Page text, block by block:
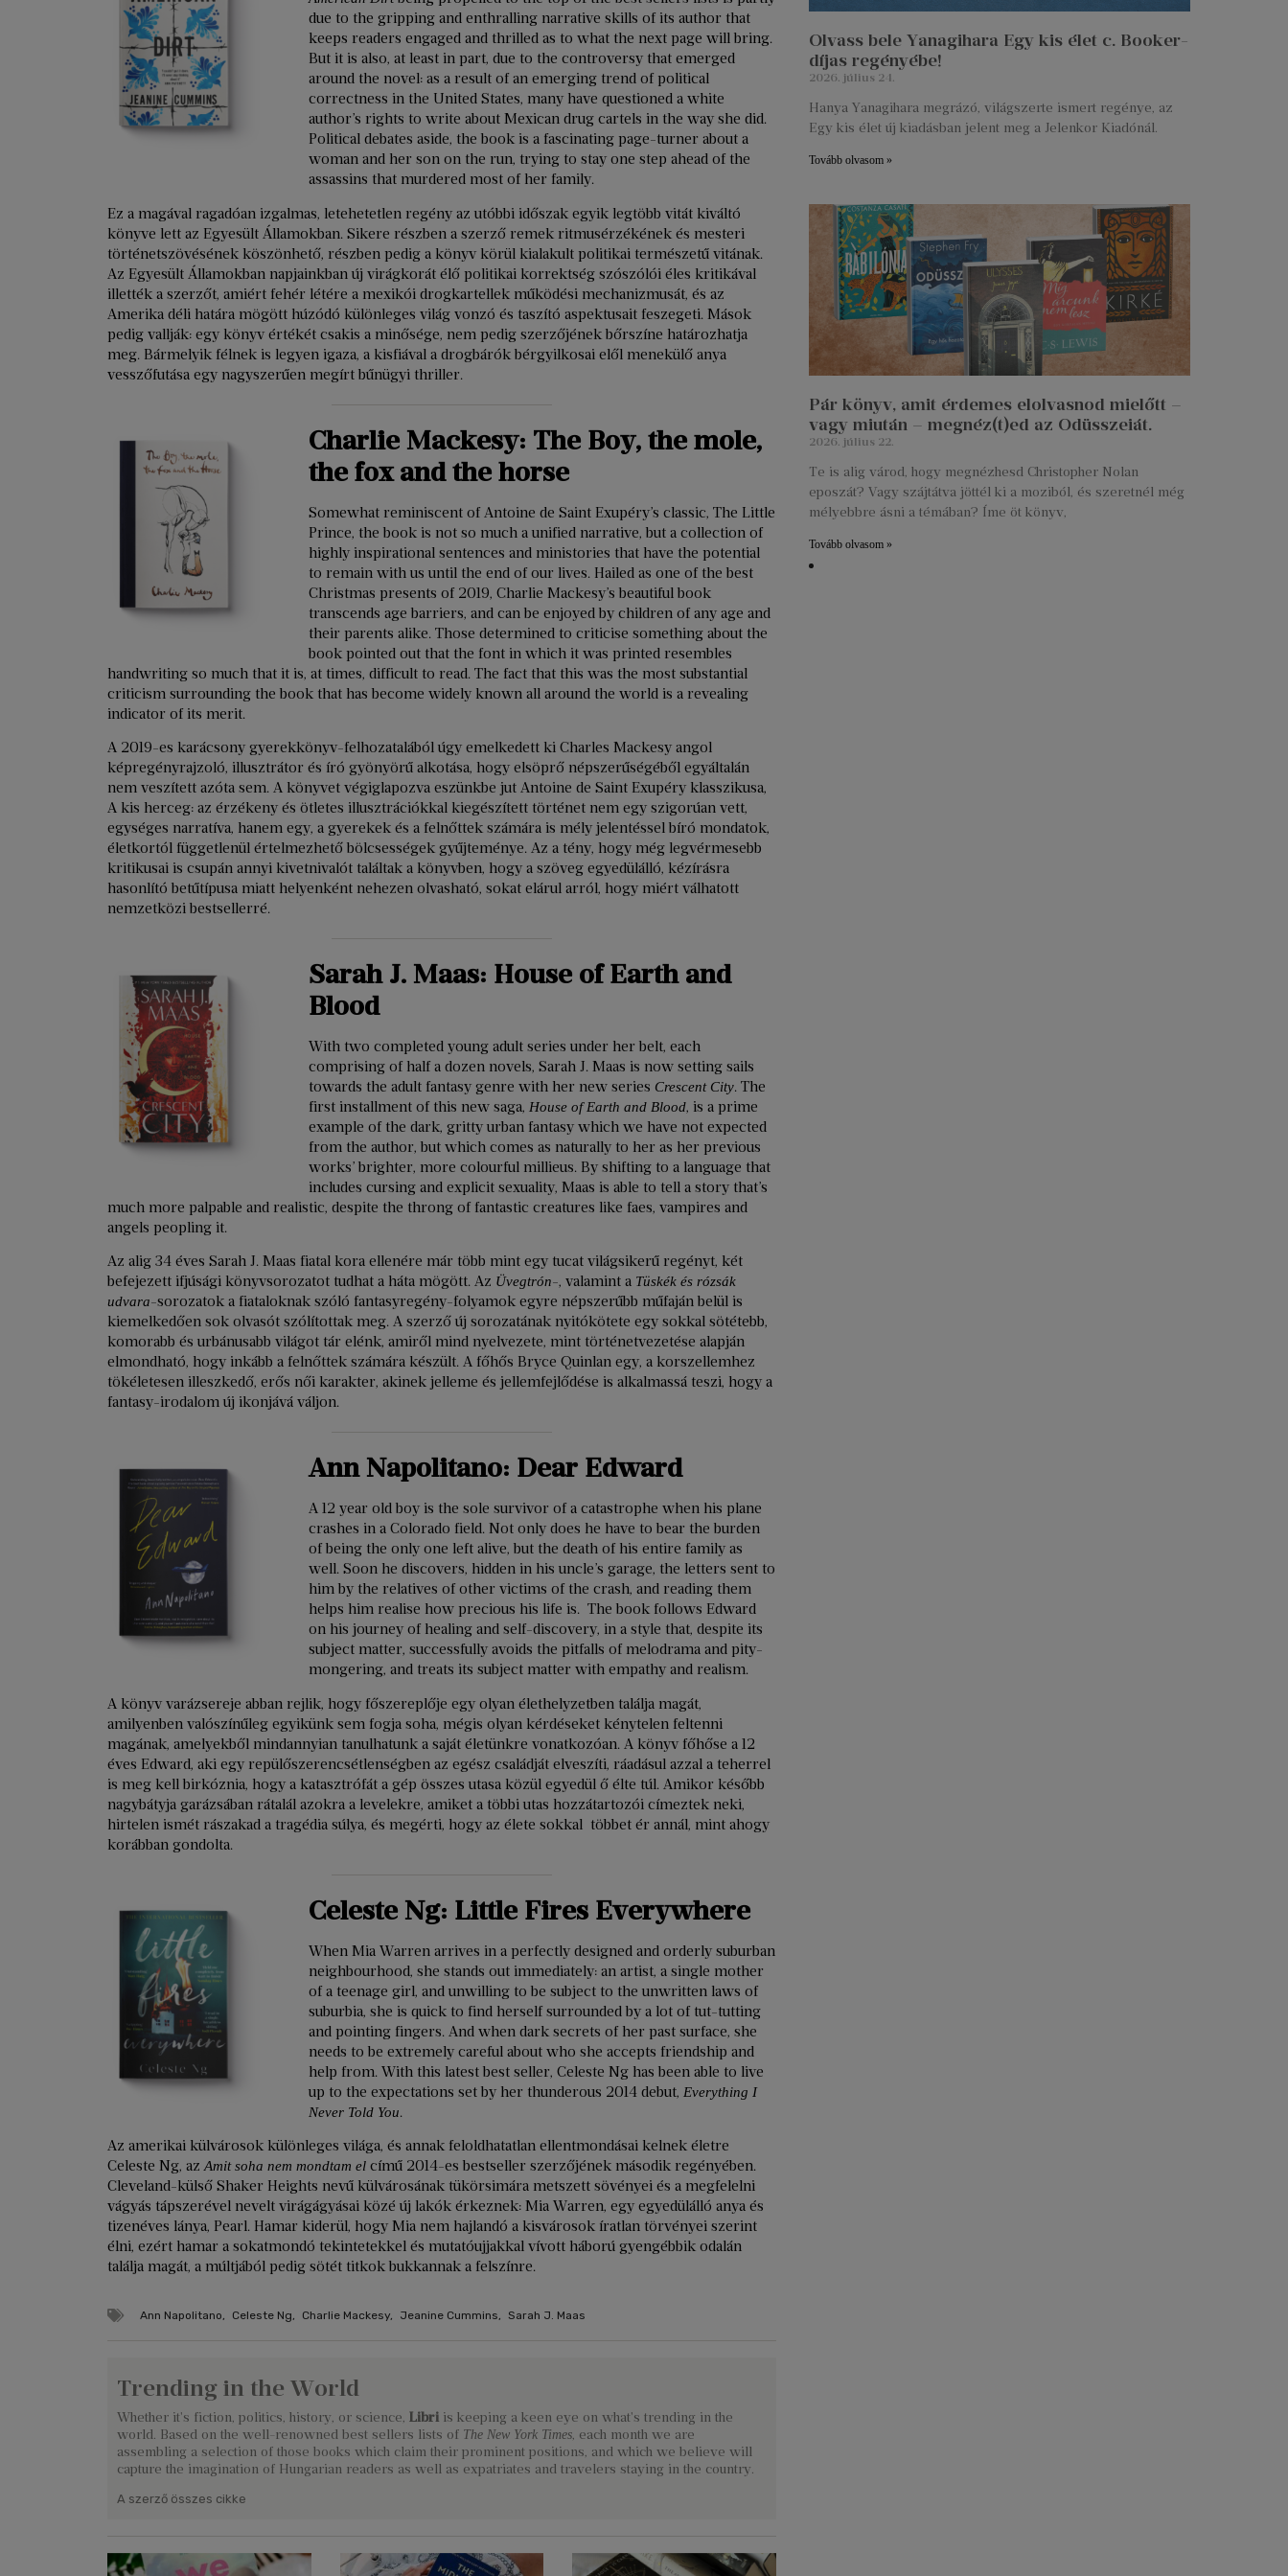
due to the gripping and enthralling narrative skills of its author that
keeps readers engaged and thrilled as to what the next page will bring.
But it is also, at least in part, due to the controversy that emerged
around the novel: as a result of an emerging trend of political
correctness in the United States, many have questioned a white
author’s rights to write about Mexican drug cartels in the way she did.
Political debates aside, the book is a fascinating page-turner about a
woman and her son on the run, trying to stay one step ahead of the
assassins that murdered most of her family.
Ez a magával ragadóan izgalmas, letehetetlen regény az utóbbi időszak egyik legtöbb vitát kiváltó
könyve lett az Egyesült Államokban. Sikere részben a szerző remek ritmusérzékének és mesteri
történetszövésének köszönhető, részben pedig a könyv körül kialakult politikai természetű vitának.
Az Egyesült Államokban napjainkban új virágkorát élő politikai korrektség szószólói éles kritikával
illették a szerzőt, amiért fehér létére a mexikói drogkartellek működési mechanizmusát, és az
Amerika déli határa mögött húzódó különleges világ vonzó és taszító aspektusait feszegeti. Mások
pedig vallják: egy könyv értékét csakis a minősége, nem pedig szerzőjének bőrszíne határozhatja
meg. Bármelyik félnek is legyen igaza, a kisfiával a drogbárók bérgyilkosai elől menekülő anya
vesszőfutása egy nagyszerűen megírt bűnügyi thriller.
Charlie Mackesy: The Boy, the mole,
the fox and the horse
Somewhat reminiscent of Antoine de Saint Exupéry’s classic, The Little
Prince, the book is not so much a unified narrative, but a collection of
highly inspirational sentences and ministories that have the potential
to remain with us until the end of our lives. Hailed as one of the best
Christmas presents of 2019, Charlie Mackesy’s beautiful book
transcends age barriers, and can be enjoyed by children of any age and
their parents alike. Those determined to criticise something about the
book pointed out that the font in which it was printed resembles
handwriting so much that it is, at times, difficult to read. The fact that this was the most substantial
criticism surrounding the book that has become widely known all around the world is a revealing
indicator of its merit.
A 2019-es karácsony gyerekkönyv-felhozatalából úgy emelkedett ki Charles Mackesy angol
képregényrajzoló, illusztrátor és író gyönyörű alkotása, hogy elsöprő népszerűségéből egyáltalán
nem veszített azóta sem. A könyvet végiglapozva eszünkbe jut Antoine de Saint Exupéry klasszikusa,
A kis herceg: az érzékeny és ötletes illusztrációkkal kiegészített történet nem egy szigorúan vett,
egységes narratíva, hanem egy, a gyerekek és a felnőttek számára is mély jelentéssel bíró mondatok,
életkortól függetlenül értelmezhető bölcsességek gyűjteménye. Az a tény, hogy még legvérmesebb
kritikusai is csupán annyi kivetnivalót találtak a könyvben, hogy a szöveg egyedülálló, kézírásra
hasonlító betűtípusa miatt helyenként nehezen olvasható, sokat elárul arról, hogy miért válhatott
nemzetközi bestsellerré.
Sarah J. Maas: House of Earth and
Blood
With two completed young adult series under her belt, each
comprising of half a dozen novels, Sarah J. Maas is now setting sails
towards the adult fantasy genre with her new series Crescent City. The
first installment of this new saga, House of Earth and Blood, is a prime
example of the dark, gritty urban fantasy which we have not expected
from the author, but which comes as naturally to her as her previous
works’ brighter, more colourful millieus. By shifting to a language that
includes cursing and explicit sexuality, Maas is able to tell a story that’s
much more palpable and realistic, despite the throng of fantastic creatures like faes, vampires and
angels peopling it.
Az alig 34 éves Sarah J. Maas fiatal kora ellenére már több mint egy tucat világsikerű regényt, két
befejezett ifjúsági könyvsorozatot tudhat a háta mögött. Az Üvegtrón-, valamint a Tüskék és rózsák
udvara-sorozatok a fiataloknak szóló fantasyregény-folyamok egyre népszerűbb műfaján belül is
kiemelkedően sok olvasót szólítottak meg. A szerző új sorozatának nyitókötete egy sokkal sötétebb,
komorabb és urbánusabb világot tár elénk, amiről mind nyelvezete, mint történetvezetése alapján
elmondható, hogy inkább a felnőttek számára készült. A főhős Bryce Quinlan egy, a korszellemhez
tökéletesen illeszkedő, erős női karakter, akinek jelleme és jellemfejlődése is alkalmassá teszi, hogy a
fantasy-irodalom új ikonjává váljon.
Ann Napolitano: Dear Edward
A 12 year old boy is the sole survivor of a catastrophe when his plane
crashes in a Colorado field. Not only does he have to bear the burden
of being the only one left alive, but the death of his entire family as
well. Soon he discovers, hidden in his uncle’s garage, the letters sent to
him by the relatives of other victims of the crash, and reading them
helps him realise how precious his life is. The book follows Edward
on his journey of healing and self-discovery, in a style that, despite its
subject matter, successfully avoids the pitfalls of melodrama and pity-
mongering, and treats its subject matter with empathy and realism.
A könyv varázsereje abban rejlik, hogy főszereplője egy olyan élethelyzetben találja magát,
amilyenben valószínűleg egyikünk sem fogja soha, mégis olyan kérdéseket kénytelen feltenni
magának, amelyekből mindannyian tanulhatunk a saját életünkre vonatkozóan. A könyv főhőse a 12
éves Edward, aki egy repülőszerencsétlenségben az egész családját elveszíti, ráadásul azzal a teherrel
is meg kell birkóznia, hogy a katasztrófát a gép összes utasa közül egyedül ő élte túl. Amikor később
nagybátyja garázsában rátalál azokra a levelekre, amiket a többi utas hozzátartozói címeztek neki,
hirtelen ismét rászakad a tragédia súlya, és megérti, hogy az élete sokkal többet ér annál, mint ahogy
korábban gondolta.
Celeste Ng: Little Fires Everywhere
When Mia Warren arrives in a perfectly designed and orderly suburban
neighbourhood, she stands out immediately: an artist, a single mother
of a teenage girl, and unwilling to be subject to the unwritten laws of
suburbia, she is quick to find herself surrounded by a lot of tut-tutting
and pointing fingers. And when dark secrets of her past surface, she
needs to be extremely careful about who she accepts friendship and
help from. With this latest best seller, Celeste Ng has been able to live
up to the expectations set by her thunderous 2014 debut, Everything I
Never Told You.
Az amerikai külvárosok különleges világa, és annak feloldhatatlan ellentmondásai kelnek életre
Celeste Ng, azAmit soha nem mondtam el című 2014-es bestseller szerzőjének második regényében.
Cleveland-külső Shaker Heights nevű külvárosának tükörsimára metszett sövényei és a megfelelni
vágyás tápszerével nevelt virágágyásai közé új lakók érkeznek: Mia Warren, egy egyedülálló anya és
tizenéves lánya, Pearl. Hamar kiderül, hogy Mia nem hajlandó a kisvárosok íratlan törvényei szerint
élni, ezért hamar a sokatmondó tekintetekkel és mutatóujjakkal vívott háború gyengébbik odalán
találja magát, a múltjából pedig sötét titkok bukkannak a felszínre.
Ann Napolitano Celeste Ng Charlie Mackesy Jeanine Cummins Sarah J. Maas
Trending in the World
Whether it's fiction, politics, history, or science, Libri is keeping a keen eye on what's trending in the
world. Based on the well-renowned best sellers lists of The New York Times, each month we are
assembling a selection of those books which claim their prominent positions, and which we believe will
capture the imagination of Hungarian readers as well as expatriates and travelers staying in the country.
A szerző összes cikke
Olvass bele Yanagihara Egy kis élet c. Booker-
díjas regényébe!
2026. július 24.
Hanya Yanagihara megrázó, világszerte ismert regénye, az
Egy kis élet új kiadásban jelent meg a Jelenkor Kiadónál.
Tovább olvasom »
Pár könyv, amit érdemes elolvasnod mielőtt –
vagy miután – megnéz(t)ed az Odüsszeiát.
2026. július 22.
Te is alig várod, hogy megnézhesd Christopher Nolan
eposzát? Vagy szájtátva jöttél ki a moziból, és szeretnél még
mélyebbre ásni a témában? Íme öt könyv,
Tovább olvasom »